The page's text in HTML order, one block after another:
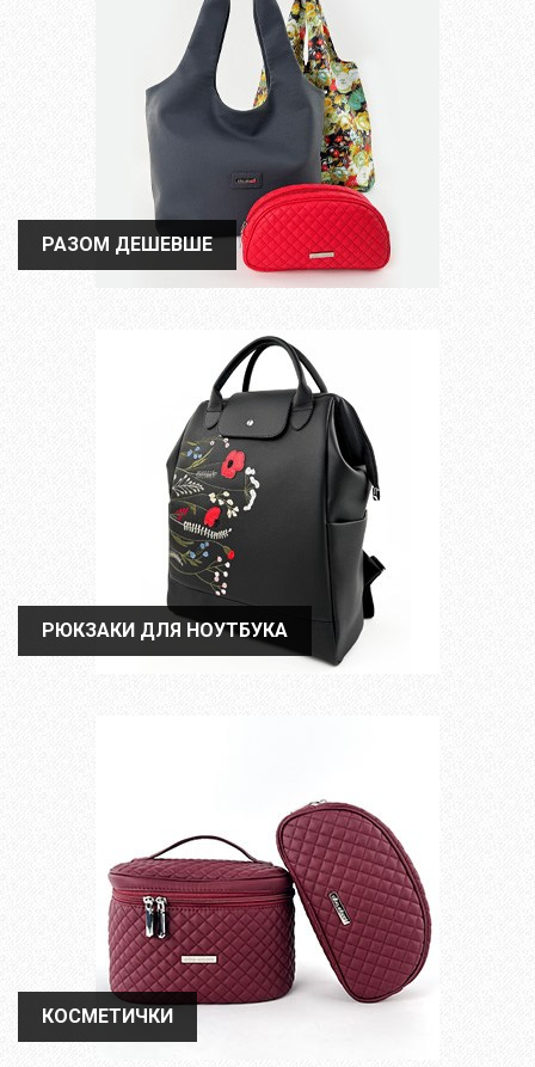
РАЗОМ ДЕШЕВШЕ
РАЗОМ ДЕШЕВШЕ
РЮКЗАКИ ДЛЯ НОУТБУКА
РЮКЗАКИ ДЛЯ НОУТБУКА
КОСМЕТИЧКИ
КОСМЕТИЧКИ